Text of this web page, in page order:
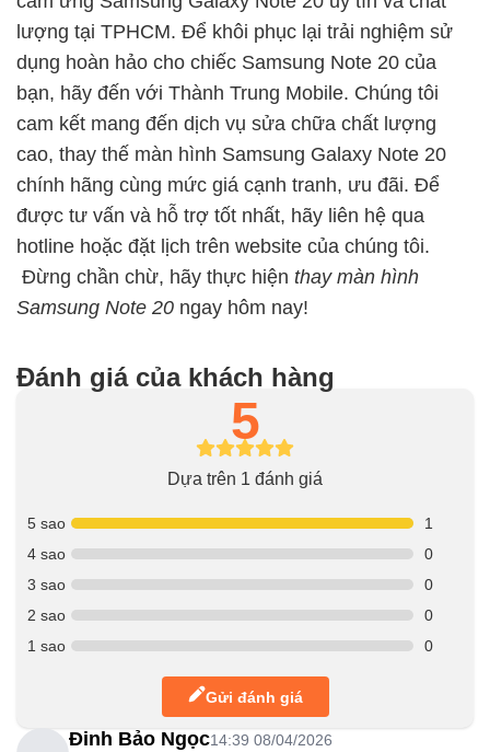
lượng tại TPHCM. Để khôi phục lại trải nghiệm sử
dụng hoàn hảo cho chiếc Samsung Note 20 của
bạn, hãy đến với Thành Trung Mobile. Chúng tôi
cam kết mang đến dịch vụ sửa chữa chất lượng
cao, thay thế màn hình Samsung Galaxy Note 20
chính hãng cùng mức giá cạnh tranh, ưu đãi. Để
được tư vấn và hỗ trợ tốt nhất, hãy liên hệ qua
hotline hoặc đặt lịch trên website của chúng tôi.
Đừng chần chừ, hãy thực hiện thay màn hình
Samsung Note 20 ngay hôm nay!
Đánh giá của khách hàng
5
Dựa trên 1 đánh giá
5 sao
1
4 sao
0
3 sao
0
2 sao
0
1 sao
0
Gửi đánh giá
Đinh Bảo Ngọc14:39 08/04/2026